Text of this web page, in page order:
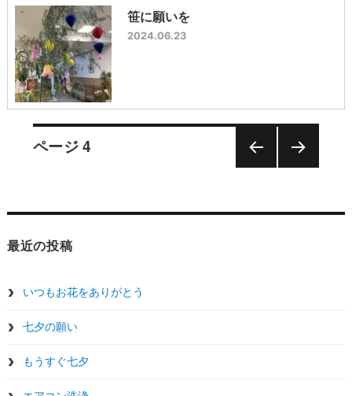
笹に願いを
2024.06.23
投
ナ
ビ
ゲ
ー
シ
ページ4
最近の投稿
いつもお花をありがとう
七夕の願い
もうすぐ七夕